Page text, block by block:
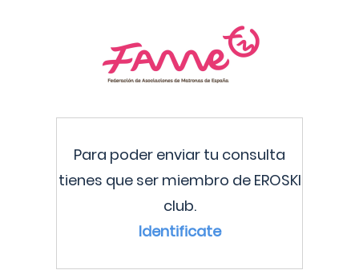
Para poder enviar tu consulta
tienes que ser miembro de EROSKI
club.
Identificate